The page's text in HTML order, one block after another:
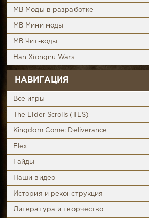
MB Моды в разработке
MB Мини моды
MB Чит-коды
Han Xiongnu Wars
НАВИГАЦИЯ
Все игры
The Elder Scrolls (TES)
Kingdom Come: Deliverance
Elex
Гайды
Наши видео
История и реконструкция
Литература и творчество